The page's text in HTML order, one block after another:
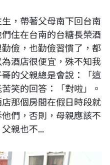
，帶著父母南下回台南
住在台南的台糖長榮酒
儉，也勤儉習慣了，都
酒店很便宜，殊不知我
的父親總是會說：「這
笑的回答：「對啦」。
那個房間在假日時段就
們，否則，母親應該不
親也不...